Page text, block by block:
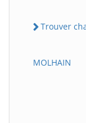
Trouver
MOLHAIN